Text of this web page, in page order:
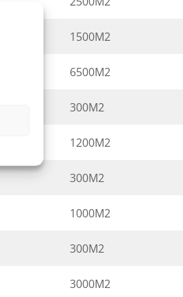
1500M2
6500M2
300M2
1200M2
300M2
1000M2
300M2
3000M2